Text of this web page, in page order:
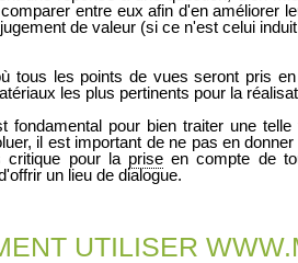
entre eux afin d'en
de valeur (si ce n'est celui
tous les points de vues seront pris
les plus pertinents pour la
fondamental pour bien traiter une
il est important de ne pas en
critique pour la prise en compte de
un lieu de dialogue.
UTILISER